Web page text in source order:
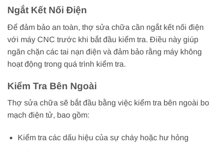
Ngắt Kết Nối Điện
Để đảm bảo an toàn, thợ sửa chữa cần ngắt kết nối điện
với máy CNC trước khi bắt đầu kiểm tra. Điều này giúp
ngăn chặn các tai nạn điện và đảm bảo rằng máy không
hoạt động trong quá trình kiểm tra.
Kiểm Tra Bên Ngoài
Thợ sửa chữa sẽ bắt đầu bằng việc kiểm tra bên ngoài bo
mạch điện tử, bao gồm:
Kiểm tra các dấu hiệu của sự cháy hoặc hư hỏng